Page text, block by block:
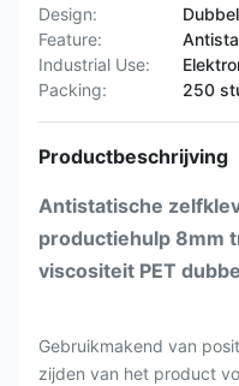
Design:
Feature:
Industrial Use:
Packing:
250
Productbeschrijving
Antistatische
productiehulp 8mm
viscositeit PET
Gebruikmakend van
zijden van het product